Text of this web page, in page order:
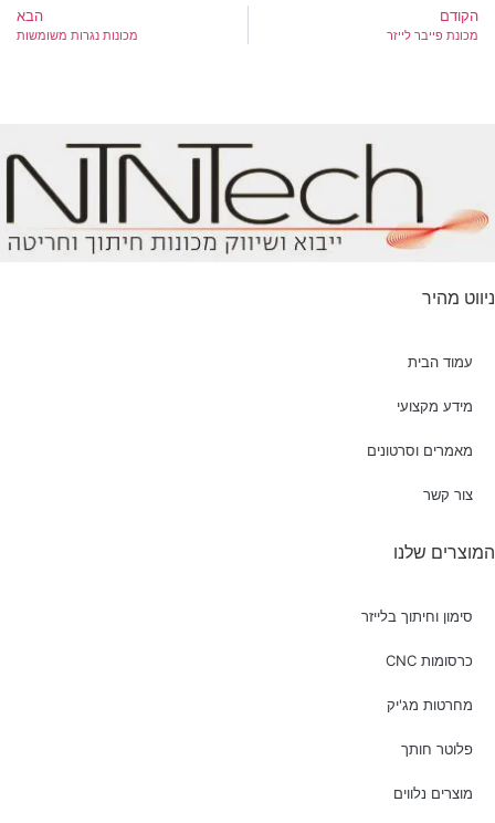
הקודם
מכונת פייבר לייזר
הבא
מכונות נגרות משומשות
ניווט מהיר
עמוד הבית
מידע מקצועי
מאמרים וסרטונים
צור קשר
המוצרים שלנו
סימון וחיתוך בלייזר
כרסומות CNC
מחרטות מג'יק
פלוטר חותך
מוצרים נלווים